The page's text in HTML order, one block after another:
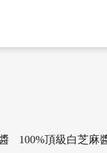
100%頂級白芝麻